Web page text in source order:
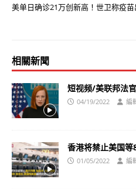
美单日确诊21万创新高！世卫称疫
相關新聞
短视频/美联邦法
04/19/2022 編
香港将禁止美国
01/05/2022 編